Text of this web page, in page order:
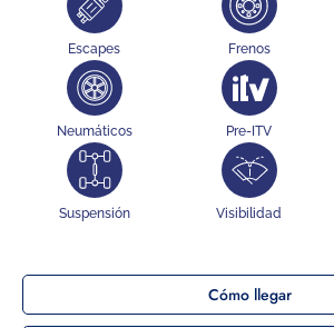
Escapes Frenos
Neumáticos Pre-ITV
Suspensión Visibilidad
Cómo llegar